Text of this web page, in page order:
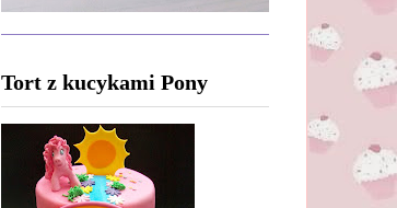
Tort z kucykami Pony